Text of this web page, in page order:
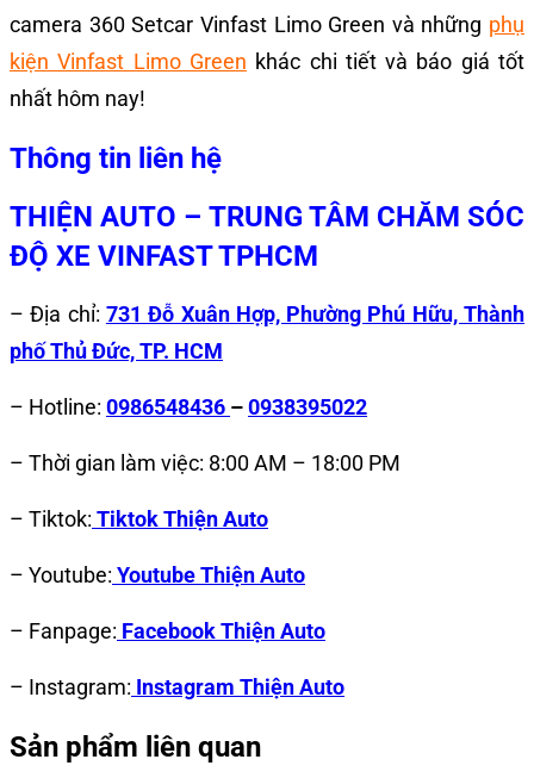
camera 360 Setcar Vinfast Limo Green và những phụ
kiện Vinfast Limo Green khác chi tiết và báo giá tốt
nhất hôm nay!
Thông tin liên hệ
THIỆN AUTO – TRUNG TÂM CHĂM SÓC
ĐỘ XE VINFAST TPHCM
– Địa chỉ: 731 Đỗ Xuân Hợp, Phường Phú Hữu, Thành
phố Thủ Đức, TP. HCM
– Hotline: 0986548436 –0938395022
– Thời gian làm việc: 8:00 AM – 18:00 PM
– Tiktok: Tiktok Thiện Auto
– Youtube: Youtube Thiện Auto
– Fanpage: Facebook Thiện Auto
– Instagram: Instagram Thiện Auto
Sản phẩm liên quan